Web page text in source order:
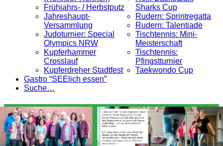
Frühjahrs- / Herbstputz
Jahreshaupt-
Versammlung
Judoturnier: Special
Olympics NRW
Kupferhammer
Crosslauf
Kupferdreher Stadtfest
Sharks Cup
Rudern: Sprintregatta
Rudern: Talentiade
Tischtennis: Mini-
Meisterschaft
Tischtennis:
Pfingstturnier
Taekwondo Cup
Gastro “SEElich essen”
Suche…